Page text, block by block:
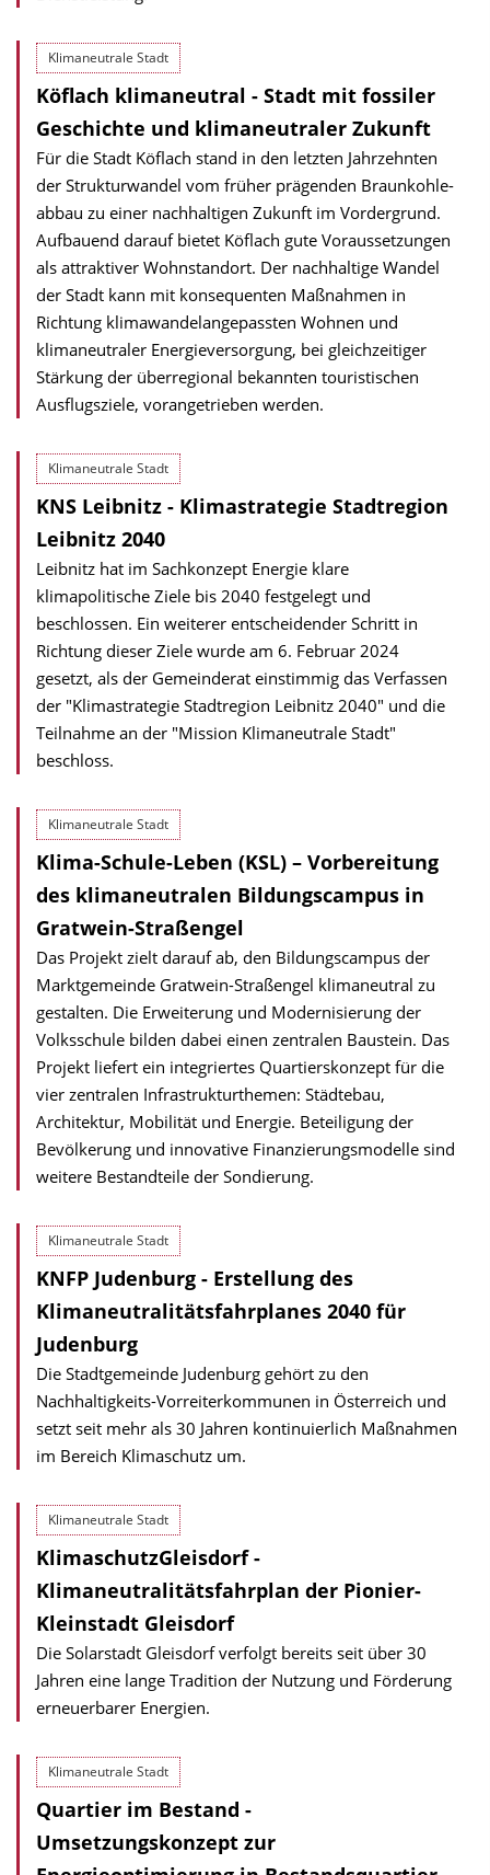
Klimaneutrale Stadt
Köflach klimaneutral - Stadt mit fossiler
Geschichte und klimaneutraler Zukunft
Für die Stadt Köflach stand in den letzten Jahrzehnten
der Strukturwandel vom früher prägenden Braun­kohle­
abbau zu einer nachhaltigen Zukunft im Vordergrund.
Aufbauend darauf bietet Köflach gute Voraus­setzungen
als attraktiver Wohn­standort. Der nachhaltige Wandel
der Stadt kann mit konsequenten Maßnahmen in
Richtung klima­wandel­angepassten Wohnen und
klimaneutraler Energie­versorgung, bei gleichzeitiger
Stärkung der überregional bekannten touristischen
Ausflugsziele, vorangetrieben werden.
Klimaneutrale Stadt
KNS Leibnitz - Klimastrategie Stadtregion
Leibnitz 2040
Leibnitz hat im Sachkonzept Energie klare
klimapolitische Ziele bis 2040 festgelegt und
beschlossen. Ein weiterer entscheidender Schritt in
Richtung dieser Ziele wurde am 6. Februar 2024
gesetzt, als der Gemeinderat einstimmig das Verfassen
der "Klimastrategie Stadtregion Leibnitz 2040" und die
Teilnahme an der "Mission Klimaneutrale Stadt"
beschloss.
Klimaneutrale Stadt
Klima-Schule-Leben (KSL) – Vorbereitung
des klimaneutralen Bildungscampus in
Gratwein-Straßengel
Das Projekt zielt darauf ab, den Bildungscampus der
Marktgemeinde Gratwein-Straßengel klimaneutral zu
gestalten. Die Erweiterung und Modernisierung der
Volksschule bilden dabei einen zentralen Baustein. Das
Projekt liefert ein integriertes Quartierskonzept für die
vier zentralen Infrastrukturthemen: Städtebau,
Architektur, Mobilität und Energie. Beteiligung der
Bevölkerung und innovative Finanzierungsmodelle sind
weitere Bestandteile der Sondierung.
Klimaneutrale Stadt
KNFP Judenburg - Erstellung des
Klimaneutralitätsfahrplanes 2040 für
Judenburg
Die Stadtgemeinde Judenburg gehört zu den
Nachhaltigkeits-Vorreiterkommunen in Österreich und
setzt seit mehr als 30 Jahren kontinuierlich Maßnahmen
im Bereich Klimaschutz um.
Klimaneutrale Stadt
KlimaschutzGleisdorf -
Klimaneutralitätsfahrplan der Pionier-
Kleinstadt Gleisdorf
Die Solarstadt Gleisdorf verfolgt bereits seit über 30
Jahren eine lange Tradition der Nutzung und Förderung
erneuerbarer Energien.
Klimaneutrale Stadt
Quartier im Bestand -
Umsetzungskonzept zur